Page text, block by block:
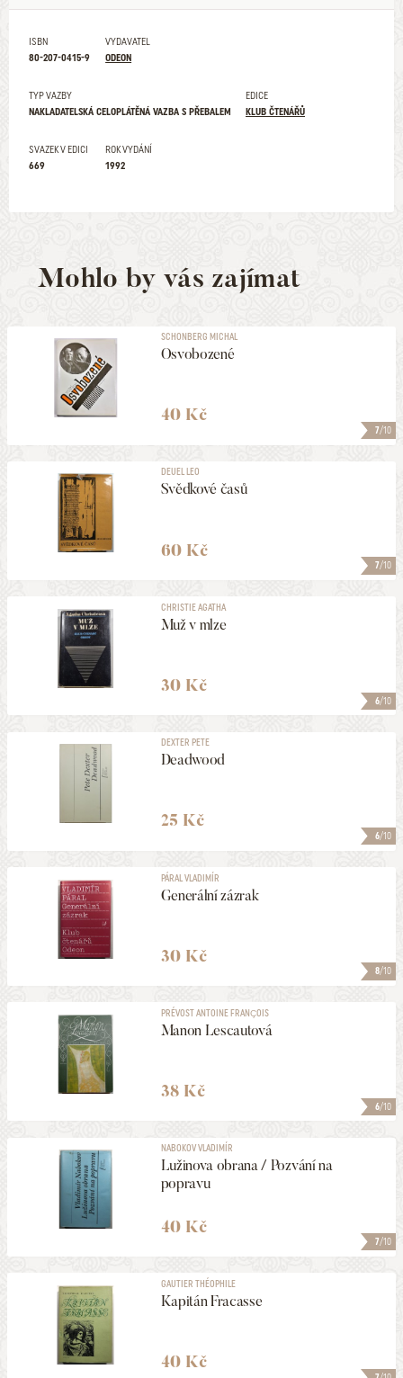
ISBN
80-207-0415-9
VYDAVATEL
ODEON
TYP VAZBY
NAKLADATELSKÁ CELOPLÁTĚNÁ VAZBA S PŘEBALEM
EDICE
KLUB ČTENÁŘŮ
SVAZEK V EDICI
669
ROK VYDÁNÍ
1992
Mohlo by vás zajímat
7/10
SCHONBERG MICHAL
Osvobozené
40 Kč
7/10
DEUEL LEO
Svědkové časů
60 Kč
6/10
CHRISTIE AGATHA
Muž v mlze
30 Kč
6/10
DEXTER PETE
Deadwood
25 Kč
8/10
PÁRAL VLADIMÍR
Generální zázrak
30 Kč
6/10
PRÉVOST ANTOINE FRANÇOIS
Manon Lescautová
38 Kč
7/10
NABOKOV VLADIMÍR
Lužinova obrana / Pozvání na
popravu
40 Kč
GAUTIER THÉOPHILE
Kapitán Fracasse
40 Kč